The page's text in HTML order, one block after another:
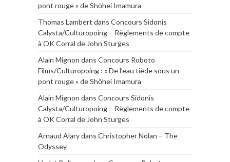
pont rouge » de Shōhei Imamura
Thomas Lambert dans Concours Sidonis
Calysta/Culturopoing – Règlements de compte
à OK Corral de John Sturges
Alain Mignon dans Concours Roboto
Films/Culturopoing : « De l’eau tiède sous un
pont rouge » de Shōhei Imamura
Alain Mignon dans Concours Sidonis
Calysta/Culturopoing – Règlements de compte
à OK Corral de John Sturges
Arnaud Alarydans Christopher Nolan – The
Odyssey